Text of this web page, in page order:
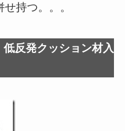
持つ。。。
反発クッション材入